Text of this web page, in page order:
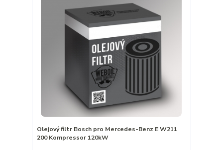
Olejový filtr Bosch pro Mercedes-Benz E W211
200 Kompressor 120kW